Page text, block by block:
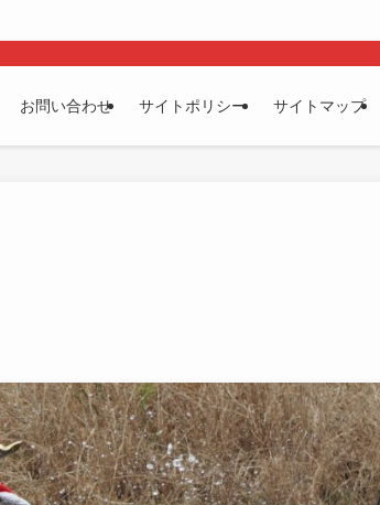
お問い合わせ サイトポリシー サイトマップ